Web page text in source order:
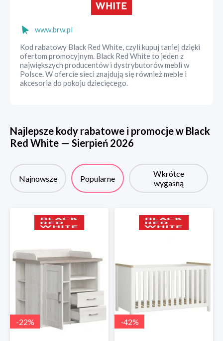
www.brw.pl
Kod rabatowy Black Red White, czyli kupuj taniej dzięki
ofertom promocyjnym. Black Red White to jeden z
największych producentów i dystrybutorów mebli w
Polsce. W ofercie sieci znajdują się również meble i
akcesoria do pokoju dziecięcego.
Najlepsze kody rabatowe i promocje w Black
Red White — Sierpień 2026
Najnowsze Popularne
Wkrótce
wygasną
-22% -42%